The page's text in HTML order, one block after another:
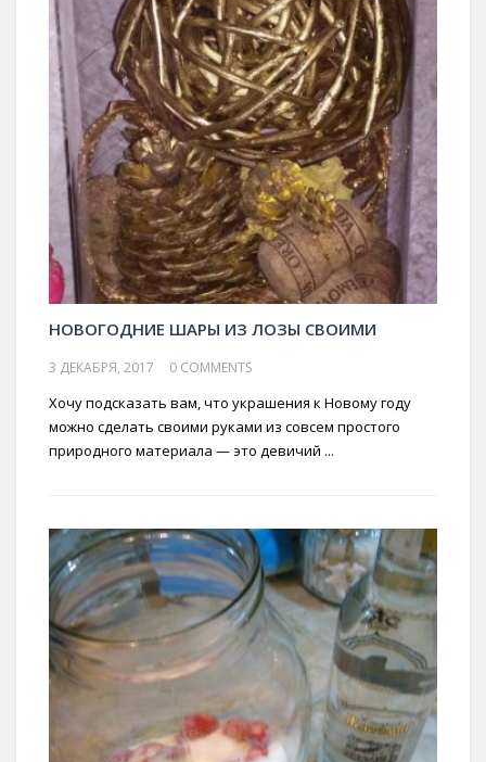
НОВОГОДНИЕ ШАРЫ ИЗ ЛОЗЫ СВОИМИ
3 ДЕКАБРЯ, 2017 0 COMMENTS
Хочу подсказать вам, что украшения к Новому году
можно сделать своими руками из совсем простого
природного материала — это девичий ...